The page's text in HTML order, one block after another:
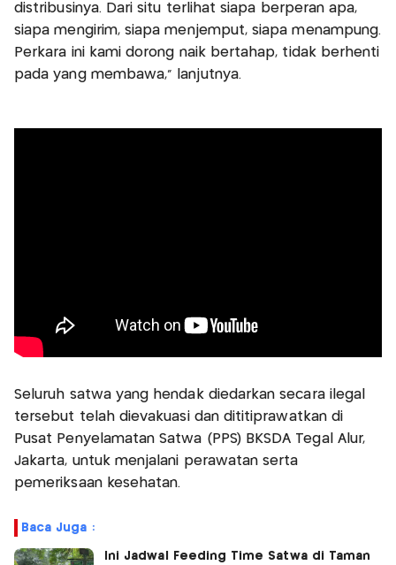
distribusinya. Dari situ terlihat siapa berperan apa,
siapa mengirim, siapa menjemput, siapa menampung.
Perkara ini kami dorong naik bertahap, tidak berhenti
pada yang membawa,” lanjutnya.
Seluruh satwa yang hendak diedarkan secara ilegal
tersebut telah dievakuasi dan dititiprawatkan di
Pusat Penyelamatan Satwa (PPS) BKSDA Tegal Alur,
Jakarta, untuk menjalani perawatan serta
pemeriksaan kesehatan.
Baca Juga :
Ini Jadwal Feeding Time Satwa di Taman